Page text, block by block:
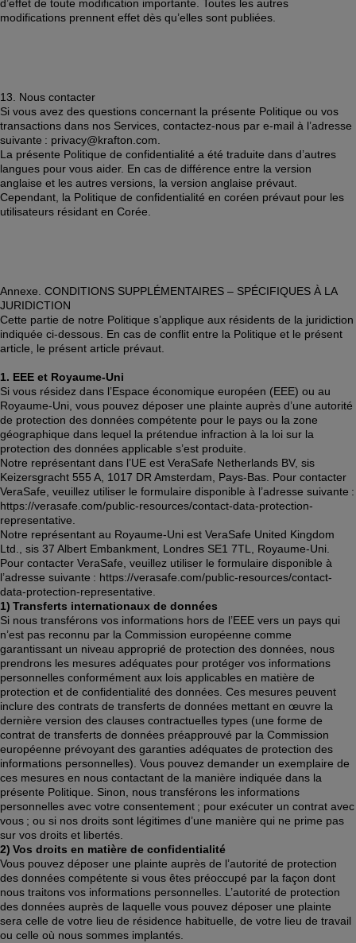
d’effet de toute modification importante. Toutes les autres
modifications prennent effet dès qu’elles sont publiées.
13. Nous contacter
Si vous avez des questions concernant la présente Politique ou vos
transactions dans nos Services, contactez-nous par e-mail à l’adresse
suivante : privacy@krafton.com.
La présente Politique de confidentialité a été traduite dans d’autres
langues pour vous aider. En cas de différence entre la version
anglaise et les autres versions, la version anglaise prévaut.
Cependant, la Politique de confidentialité en coréen prévaut pour les
utilisateurs résidant en Corée.
Annexe. CONDITIONS SUPPLÉMENTAIRES – SPÉCIFIQUES À LA
JURIDICTION
Cette partie de notre Politique s’applique aux résidents de la juridiction
indiquée ci-dessous. En cas de conflit entre la Politique et le présent
article, le présent article prévaut.
1. EEE et Royaume-Uni
Si vous résidez dans l’Espace économique européen (EEE) ou au
Royaume-Uni, vous pouvez déposer une plainte auprès d’une autorité
de protection des données compétente pour le pays ou la zone
géographique dans lequel la prétendue infraction à la loi sur la
protection des données applicable s’est produite.
Notre représentant dans l’UE est VeraSafe Netherlands BV, sis
Keizersgracht 555 A, 1017 DR Amsterdam, Pays-Bas. Pour contacter
VeraSafe, veuillez utiliser le formulaire disponible à l’adresse suivante :
https://verasafe.com/public-resources/contact-data-protection-
representative.
Notre représentant au Royaume-Uni est VeraSafe United Kingdom
Ltd., sis 37 Albert Embankment, Londres SE1 7TL, Royaume-Uni.
Pour contacter VeraSafe, veuillez utiliser le formulaire disponible à
l’adresse suivante : https://verasafe.com/public-resources/contact-
data-protection-representative.
1) Transferts internationaux de données
Si nous transférons vos informations hors de l’EEE vers un pays qui
n’est pas reconnu par la Commission européenne comme
garantissant un niveau approprié de protection des données, nous
prendrons les mesures adéquates pour protéger vos informations
personnelles conformément aux lois applicables en matière de
protection et de confidentialité des données. Ces mesures peuvent
inclure des contrats de transferts de données mettant en œuvre la
dernière version des clauses contractuelles types (une forme de
contrat de transferts de données préapprouvé par la Commission
européenne prévoyant des garanties adéquates de protection des
informations personnelles). Vous pouvez demander un exemplaire de
ces mesures en nous contactant de la manière indiquée dans la
présente Politique. Sinon, nous transférons les informations
personnelles avec votre consentement ; pour exécuter un contrat avec
vous ; ou si nos droits sont légitimes d’une manière qui ne prime pas
sur vos droits et libertés.
2) Vos droits en matière de confidentialité
Vous pouvez déposer une plainte auprès de l’autorité de protection
des données compétente si vous êtes préoccupé par la façon dont
nous traitons vos informations personnelles. L’autorité de protection
des données auprès de laquelle vous pouvez déposer une plainte
sera celle de votre lieu de résidence habituelle, de votre lieu de travail
ou celle où nous sommes implantés.